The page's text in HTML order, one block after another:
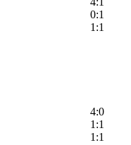
0:1
1:1
4:0
1:1
1:1